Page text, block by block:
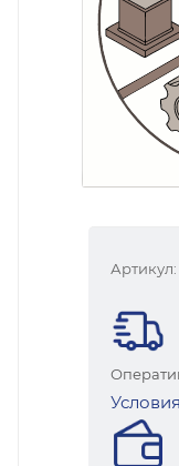
Артикул: